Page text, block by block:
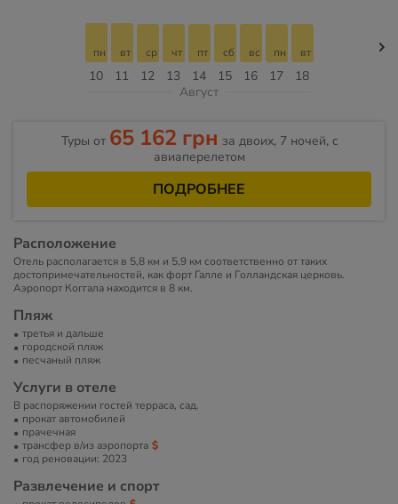
10
пн
11
вт
12
ср
13
чт
14
пт
15
сб
16
вс
17
пн
18
вт
Август
Туры от 65 162 грн за двоих, 7 ночей, c
авиаперелетом
ПОДРОБНЕЕ
Расположение
Отель располагается в 5,8 км и 5,9 км соответственно от таких
достопримечательностей, как форт Галле и Голландская церковь.
Аэропорт Коггала находится в 8 км.
Пляж
третья и дальше
городской пляж
песчаный пляж
Услуги в отеле
В распоряжении гостей терраса, сад.
прокат автомобилей
прачечная
трансфер в/из аэропорта
год реновации: 2023
Развлечение и спорт